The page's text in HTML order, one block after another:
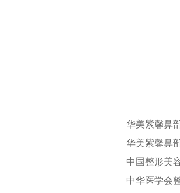
华美紫馨鼻部
华美紫馨鼻部
中国整形美容
中华医学会整